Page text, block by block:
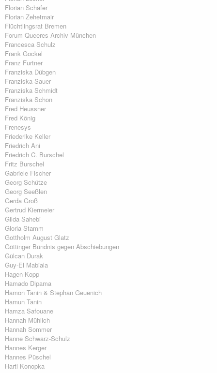
Florian Schäfer
Florian Zehetmair
Flüchtlingsrat Bremen
Forum Queeres Archiv München
Francesca Schulz
Frank Gockel
Franz Furtner
Franziska Dübgen
Franziska Sauer
Franziska Schmidt
Franziska Schon
Fred Heussner
Fred König
Frenesys
Friederike Keller
Friedrich Ani
Friedrich C. Burschel
Fritz Burschel
Gabriele Fischer
Georg Schütze
Georg Seeßlen
Gerda Groß
Gertrud Kiermeier
Gilda Sahebi
Gloria Stamm
Gottholm August Glatz
Göttinger Bündnis gegen Abschiebungen
Gülcan Durak
Guy-El Mabiala
Hagen Kopp
Hamado Dipama
Hamon Tanin & Stephan Geuenich
Hamun Tanin
Hamza Safouane
Hannah Mühlich
Hannah Sommer
Hanne Schwarz-Schulz
Hannes Kerger
Hannes Püschel
Hartl Konopka